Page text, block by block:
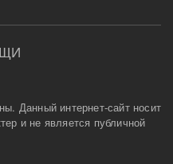
Данный интернет-сайт носит
и не является публичной